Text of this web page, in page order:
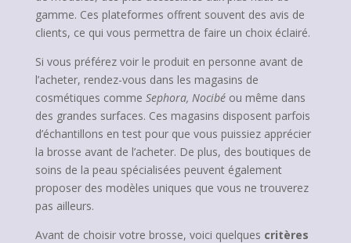
gamme. Ces plateformes offrent souvent des avis de
clients, ce qui vous permettra de faire un choix éclairé.
Si vous préférez voir le produit en personne avant de
l’acheter, rendez-vous dans les magasins de
cosmétiques comme Sephora, Nocibéou même dans
des grandes surfaces. Ces magasins disposent parfois
d’échantillons en test pour que vous puissiez apprécier
la brosse avant de l’acheter. De plus, des boutiques de
soins de la peau spécialisées peuvent également
proposer des modèles uniques que vous ne trouverez
pas ailleurs.
Avant de choisir votre brosse, voici quelques critères